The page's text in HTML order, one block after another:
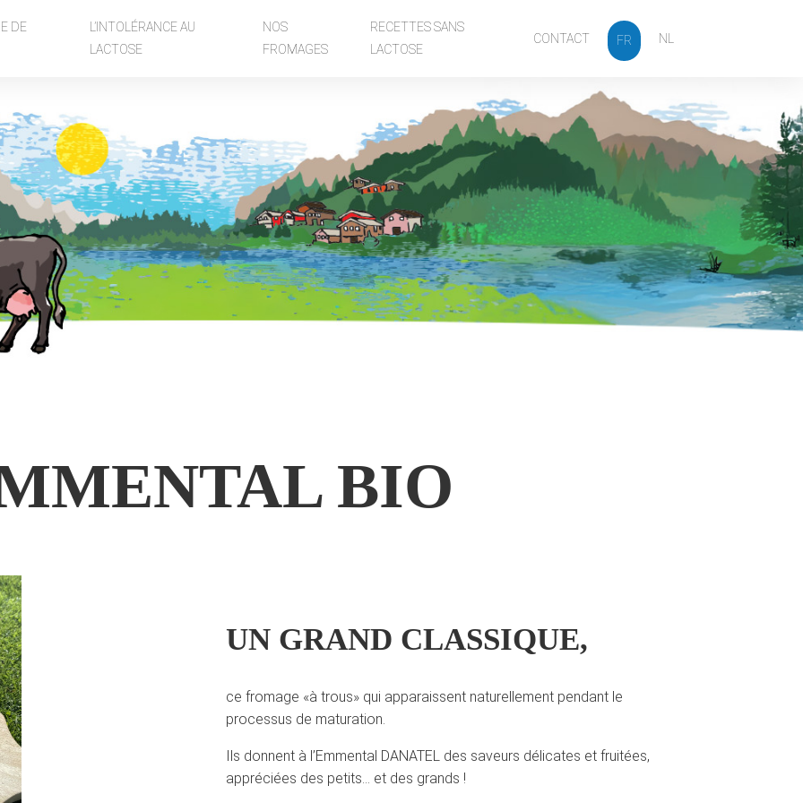
DE
L’INTOLÉRANCE AU
LACTOSE
NOS
FROMAGES
RECETTES SANS
LACTOSE
CONTACT FR NL
BIO
UN GRAND CLASSIQUE,
ce fromage «à trous» qui apparaissent naturellement pendant le
processus de maturation.
Ils donnent à l’Emmental DANATEL des saveurs délicates et fruitées,
appréciées des petits… et des grands !